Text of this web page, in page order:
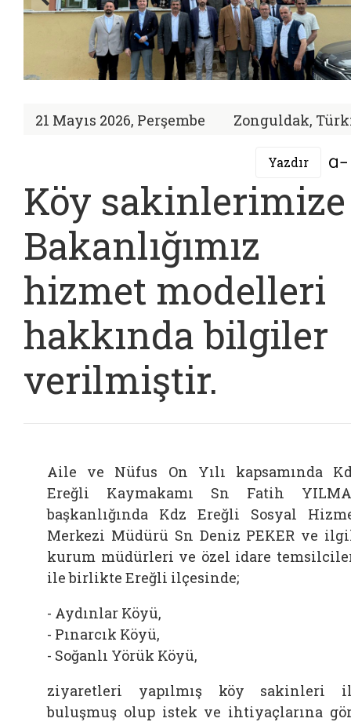
21 Mayıs 2026, Perşembe Zonguldak,
Yazdır
Köy sakinlerimize
Bakanlığımız
hizmet modelleri
hakkında bilgiler
verilmiştir.
Aile ve Nüfus On Yılı kapsamında
Ereğli Kaymakamı Sn Fatih
başkanlığında Kdz Ereğli Sosyal
Merkezi Müdürü Sn Deniz PEKER ve
kurum müdürleri ve özel idare
ile birlikte Ereğli ilçesinde;
- Aydınlar Köyü,
- Pınarcık Köyü,
- Soğanlı Yörük Köyü,
ziyaretleri yapılmış köy sakinleri
buluşmuş olup istek ve ihtiyaçlarına